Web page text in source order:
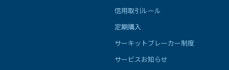
信用取引ルール
定期購入
サーキットブレーカー制度
サービスお知らせ